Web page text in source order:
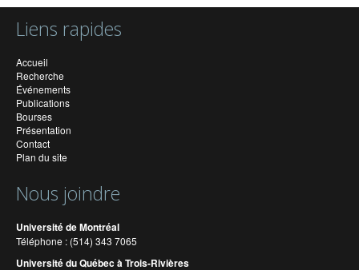
Liens rapides
Accueil
Recherche
Événements
Publications
Bourses
Présentation
Contact
Plan du site
Nous joindre
Université de Montréal
Téléphone : (514) 343 7065
Université du Québec à Trois-Rivières